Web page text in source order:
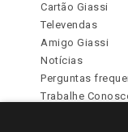
Cartão Giassi
Televendas
Amigo Giassi
Notícias
Perguntas
Trabalhe